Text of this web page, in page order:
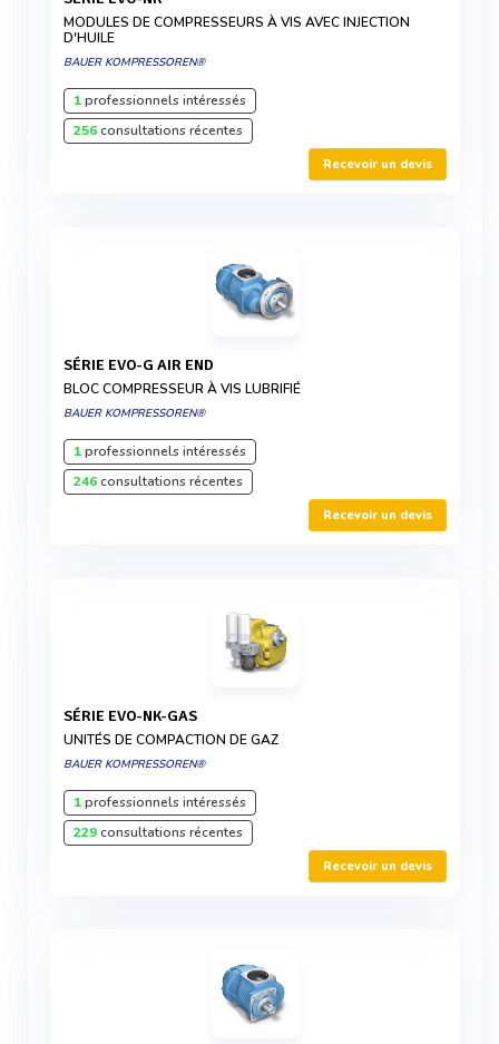
MODULES DE COMPRESSEURS À VIS AVEC INJECTION
D'HUILE
BAUER KOMPRESSOREN®
1professionnels intéressés
256consultations récentes
Recevoir un devis
SÉRIE EVO-G AIR END
BLOC COMPRESSEUR À VIS LUBRIFIÉ
BAUER KOMPRESSOREN®
1professionnels intéressés
246consultations récentes
Recevoir un devis
SÉRIE EVO-NK-GAS
UNITÉS DE COMPACTION DE GAZ
BAUER KOMPRESSOREN®
1professionnels intéressés
229consultations récentes
Recevoir un devis